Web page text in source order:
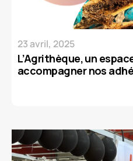
23 avril, 2025
L’Agrithèque, un
accompagner nos